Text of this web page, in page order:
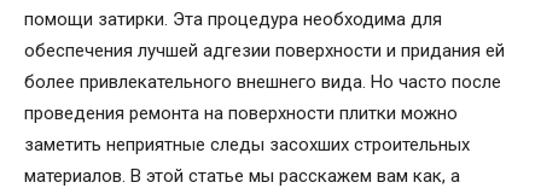
помощи затирки. Эта процедура необходима для
обеспечения лучшей адгезии поверхности и придания ей
более привлекательного внешнего вида. Но часто после
проведения ремонта на поверхности плитки можно
заметить неприятные следы засохших строительных
материалов. В этой статье мы расскажем вам как, а